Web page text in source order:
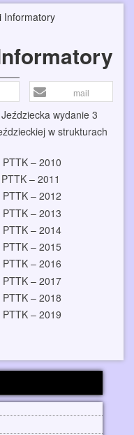
Informatory
mail
wydanie 3
w strukturach
– 2010
– 2011
– 2012
– 2013
– 2014
– 2015
– 2016
– 2017
– 2018
– 2019